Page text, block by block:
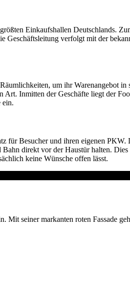
Einkaufshallen Deutschlands.
Geschäftsleitung verfolgt mit der
um ihr Warenangebot in
Art. Inmitten der Geschäfte liegt der
ein.
für Besucher und ihren eigenen PKW.
direkt vor der Haustür halten. Dies
keine Wünsche offen lässt.
Mit seiner markanten roten Fassade